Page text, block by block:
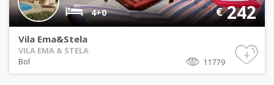
4+0 €242
Vila Ema&Stela
VILA EMA & STELA
11779
Bol +